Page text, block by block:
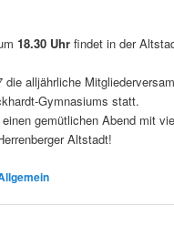
18.30 Uhr findet in der
die alljährliche
Gymnasiums statt.
gemütlichen Abend mit
Altstadt!